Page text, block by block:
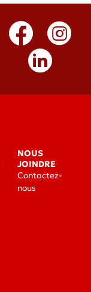
NOUS
JOINDRE
Contactez-
nous